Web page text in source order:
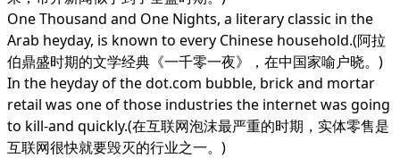
One Thousand and One Nights, a literary classic in the
Arab heyday, is known to every Chinese household.(阿拉
伯鼎盛时期的文学经典《一千零一夜》，在中国家喻户晓。)
In the heyday of the dot.com bubble, brick and mortar
retail was one of those industries the internet was going
to kill-and quickly.(在互联网泡沫最严重的时期，实体零售是
互联网很快就要毁灭的行业之一。)